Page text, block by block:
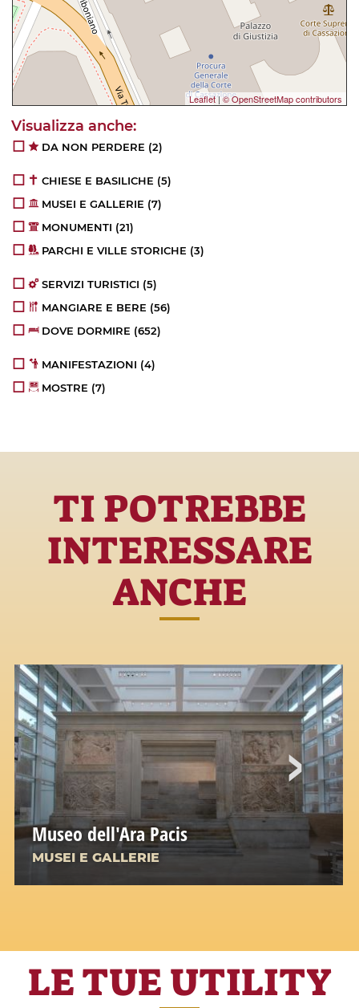
Leaflet| © OpenStreetMap contributors
DA NON PERDERE (2)
CHIESE E BASILICHE (5)
MUSEI E GALLERIE (7)
MONUMENTI (21)
PARCHI E VILLE STORICHE (3)
SERVIZI TURISTICI (5)
MANGIARE E BERE (56)
DOVE DORMIRE (652)
MANIFESTAZIONI (4)
MOSTRE (7)
TI POTREBBE
INTERESSARE
ANCHE
Museo dell'Ara Pacis
MUSEI E GALLERIE
LE TUE UTILITY